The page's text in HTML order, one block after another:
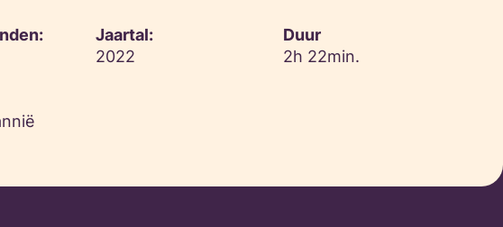
Jaartal:
2022
Duur
2h 22min.